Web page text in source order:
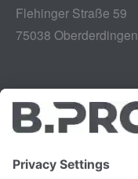
Flehinger Straße 59
75038 Oberderdingen
Aviso legal
Protección de datos